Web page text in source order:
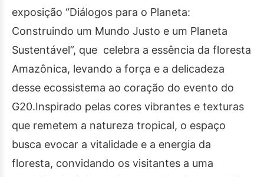
exposição “Diálogos para o Planeta:
Construindo um Mundo Justo e um Planeta
Sustentável”, que celebra a essência da floresta
Amazônica, levando a força e a delicadeza
desse ecossistema ao coração do evento do
G20.Inspirado pelas cores vibrantes e texturas
que remetem a natureza tropical, o espaço
busca evocar a vitalidade e a energia da
floresta, convidando os visitantes a uma